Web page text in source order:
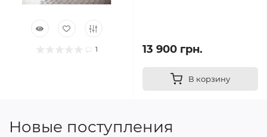
1 13 900 грн.
В корзину
Новые поступления